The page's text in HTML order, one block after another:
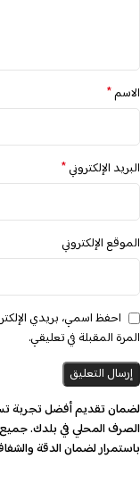
الاسم*
البريد الإلكتروني*
الموقع الإلكتروني
احفظ اسمي، بريدي
المرة المقبلة في تعليقي.
لضمان تقديم أفضل تجربة
الصرف المحلي في بلدك.
باستمرار لضمان الدقة